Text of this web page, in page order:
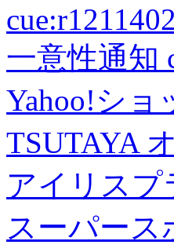
一意性通知
Yahoo!シ
TSUTAYA
アイリスプ
スーパー